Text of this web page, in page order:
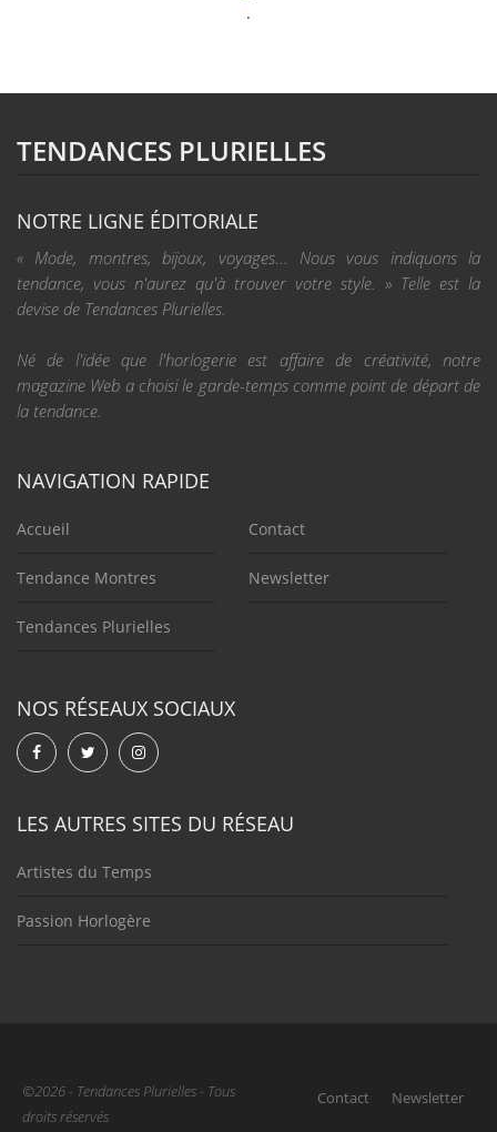
.
TENDANCES PLURIELLES
NOTRE LIGNE ÉDITORIALE
« Mode, montres, bijoux, voyages... Nous vous indiquons la
tendance, vous n'aurez qu'à trouver votre style. » Telle est la
devise de Tendances Plurielles.
Né de l'idée que l'horlogerie est affaire de créativité, notre
magazine Web a choisi le garde-temps comme point de départ de
la tendance.
NAVIGATION RAPIDE
Accueil
Tendance Montres
Tendances Plurielles
Contact
Newsletter
NOS RÉSEAUX SOCIAUX
LES AUTRES SITES DU RÉSEAU
Artistes du Temps
Passion Horlogère
©2026 - Tendances Plurielles - Tous
droits réservés
Contact Newsletter